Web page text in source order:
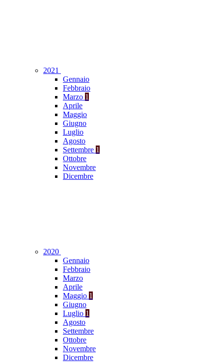
2021
Gennaio
Febbraio
Marzo 1
Aprile
Maggio
Giugno
Luglio
Agosto
Settembre 1
Ottobre
Novembre
Dicembre
2020
Gennaio
Febbraio
Marzo
Aprile
Maggio 1
Giugno
Luglio 1
Agosto
Settembre
Ottobre
Novembre
Dicembre